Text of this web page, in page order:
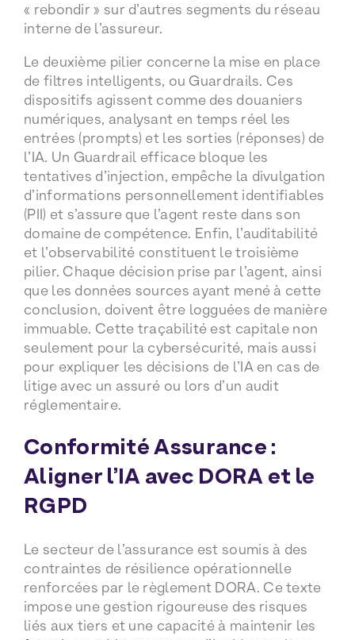
« rebondir » sur d’autres segments du réseau
interne de l’assureur.
Le deuxième pilier concerne la mise en place
de filtres intelligents, ou Guardrails. Ces
dispositifs agissent comme des douaniers
numériques, analysant en temps réel les
entrées (prompts) et les sorties (réponses) de
l’IA. Un Guardrail efficace bloque les
tentatives d’injection, empêche la divulgation
d’informations personnellement identifiables
(PII) et s’assure que l’agent reste dans son
domaine de compétence. Enfin, l’auditabilité
et l’observabilité constituent le troisième
pilier. Chaque décision prise par l’agent, ainsi
que les données sources ayant mené à cette
conclusion, doivent être logguées de manière
immuable. Cette traçabilité est capitale non
seulement pour la cybersécurité, mais aussi
pour expliquer les décisions de l’IA en cas de
litige avec un assuré ou lors d’un audit
réglementaire.
Conformité Assurance :
Aligner l’IA avec DORA et le
RGPD
Le secteur de l’assurance est soumis à des
contraintes de résilience opérationnelle
renforcées par le règlement DORA. Ce texte
impose une gestion rigoureuse des risques
liés aux tiers et une capacité à maintenir les